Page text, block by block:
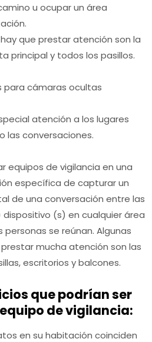
u ocupar un área
que prestar atención son la
principal y todos los pasillos.
atención a los lugares
las conversaciones.
equipos de vigilancia en una
específica de capturar un
de una conversación entre las
(s) en cualquier área
se reúnan. Algunas
mucha atención son las
escritorios y balcones.
que podrían ser
de vigilancia:
en su habitación coinciden